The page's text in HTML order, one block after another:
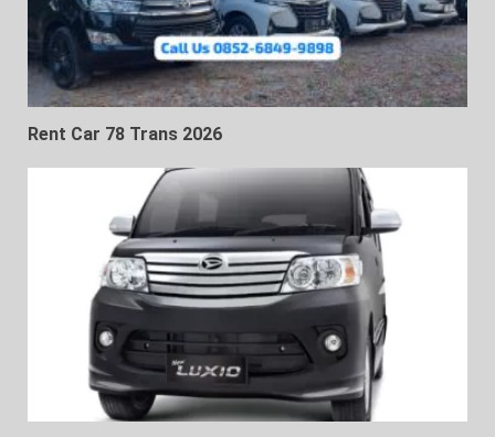
Rent Car 78 Trans 2026